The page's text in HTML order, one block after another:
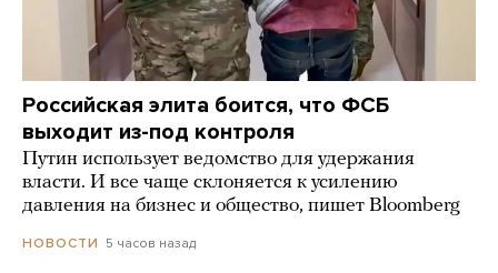
Российская элита боится, что ФСБ
выходит из-под контроля
Путин использует ведомство для удержания
власти. И все чаще склоняется к усилению
давления на бизнес и общество, пишет Bloomberg
НОВОСТИ 5 часов назад